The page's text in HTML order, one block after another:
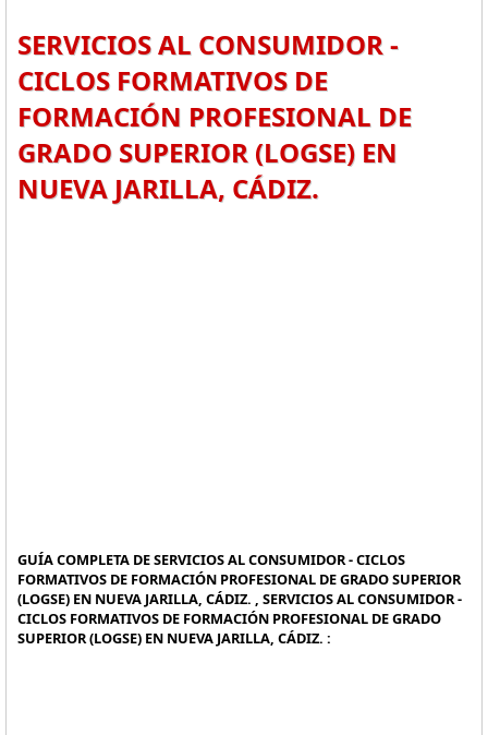
SERVICIOS AL CONSUMIDOR -
CICLOS FORMATIVOS DE
FORMACIÓN PROFESIONAL DE
GRADO SUPERIOR (LOGSE) EN
NUEVA JARILLA, CÁDIZ.
GUÍA COMPLETA DE SERVICIOS AL CONSUMIDOR - CICLOS
FORMATIVOS DE FORMACIÓN PROFESIONAL DE GRADO SUPERIOR
(LOGSE) EN NUEVA JARILLA, CÁDIZ. , SERVICIOS AL CONSUMIDOR -
CICLOS FORMATIVOS DE FORMACIÓN PROFESIONAL DE GRADO
SUPERIOR (LOGSE) EN NUEVA JARILLA, CÁDIZ. :